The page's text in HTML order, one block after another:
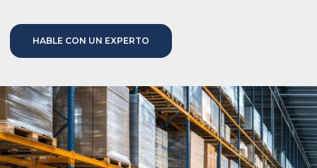
HABLE CON UN EXPERTO